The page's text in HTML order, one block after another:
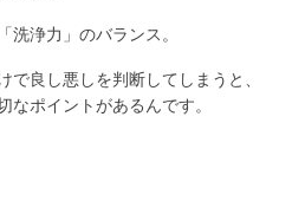
洗浄力」のバランス。
で良し悪しを判断してしまうと、
なポイントがあるんです。